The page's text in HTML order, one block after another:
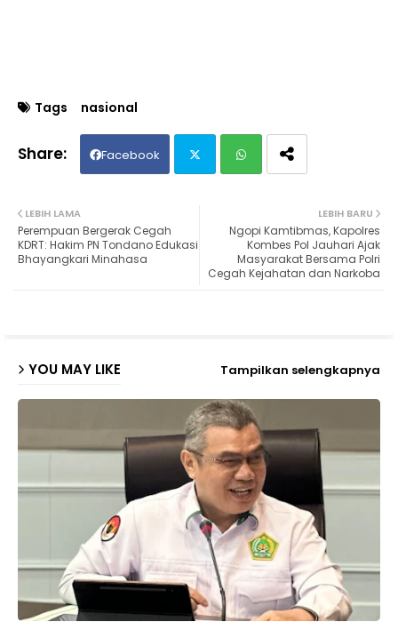
Tags nasional
Facebook
ats
ap
LEBIH BARU
Ngopi Kamtibmas, Kapolres
Kombes Pol Jauhari Ajak
Masyarakat Bersama Polri
Cegah Kejahatan dan Narkoba
LEBIH LAMA
Perempuan Bergerak Cegah
KDRT: Hakim PN Tondano Edukasi
Bhayangkari Minahasa
YOU MAY LIKE Tampilkan selengkapnya